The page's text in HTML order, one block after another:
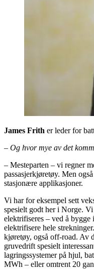
James Frith er leder for
– Og hvor mye av det
– Mesteparten – vi regner
passasjerkjøretøy. Men
stasjonære applikasjoner.
Vi har for eksempel sett
spesielt godt her i Norge.
elektrifiseres – ved å
elektrifisere hele
kjøretøy, også off-road. Av
gruvedrift spesielt
lagringssystemer på hjul,
MWh – eller omtrent 20